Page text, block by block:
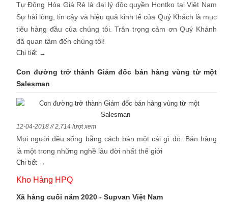
Tự Động Hóa Giá Rẻ là đại lý độc quyền Hontko tại Việt Nam
Sự hài lòng, tin cậy và hiệu quả kinh tế của Quý Khách là mục
tiêu hàng đầu của chúng tôi. Trân trọng cảm ơn Quý Khánh
đã quan tâm đến chúng tôi!
Chi tiết →
Con đường trở thành Giám đốc bán hàng vùng từ một
Salesman
12-04-2018 // 2,714 lượt xem
Mọi người đều sống bằng cách bán một cái gì đó. Bán hàng
là một trong những nghề lâu đời nhất thế giới
Chi tiết →
Kho Hàng HPQ
Xã hàng cuối năm 2020 - Supvan Việt Nam